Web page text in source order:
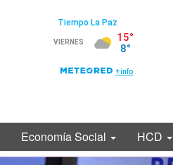
Economía Social HCD